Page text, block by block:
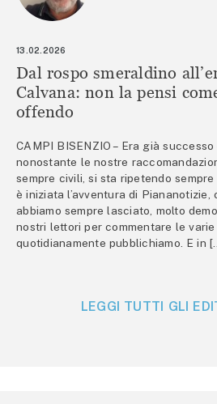
13.02.2026
Dal rospo smeraldino
Calvana: non la pensi
offendo
CAMPI BISENZIO – Era già successo
nonostante le nostre
sempre civili, si sta ripetendo
è iniziata l’avventura di Piananotizie,
abbiamo sempre lasciato, molto
nostri lettori per commentare le
quotidianamente pubblichiamo. E in
LEGGI TUTTI GLI